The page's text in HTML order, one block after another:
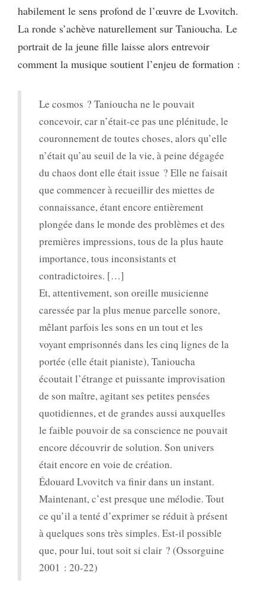
habilement le sens profond de l’œuvre de Lvovitch.
La ronde s’achève naturellement sur Tanioucha. Le
portrait de la jeune fille laisse alors entrevoir
comment la musique soutient l’enjeu de formation :
Le cosmos ? Tanioucha ne le pouvait
concevoir, car n’était-ce pas une plénitude, le
couronnement de toutes choses, alors qu’elle
n’était qu’au seuil de la vie, à peine dégagée
du chaos dont elle était issue ? Elle ne faisait
que commencer à recueillir des miettes de
connaissance, étant encore entièrement
plongée dans le monde des problèmes et des
premières impressions, tous de la plus haute
importance, tous inconsistants et
contradictoires. […]
Et, attentivement, son oreille musicienne
caressée par la plus menue parcelle sonore,
mêlant parfois les sons en un tout et les
voyant emprisonnés dans les cinq lignes de la
portée (elle était pianiste), Tanioucha
écoutait l’étrange et puissante improvisation
de son maître, agitant ses petites pensées
quotidiennes, et de grandes aussi auxquelles
le faible pouvoir de sa conscience ne pouvait
encore découvrir de solution. Son univers
était encore en voie de création.
Édouard Lvovitch va finir dans un instant.
Maintenant, c’est presque une mélodie. Tout
ce qu’il a tenté d’exprimer se réduit à présent
à quelques sons très simples. Est-il possible
que, pour lui, tout soit si clair ? (Ossorguine
2001 : 20-22)